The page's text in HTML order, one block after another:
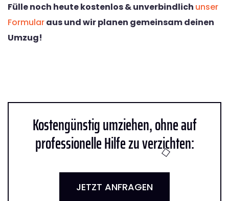
Fülle noch heute kostenlos & unverbindlich unser
Formularaus und wir planen gemeinsam deinen
Umzug!
Kostengünstig umziehen, ohne auf
professionelle Hilfe zu verzichten:
JETZT ANFRAGEN